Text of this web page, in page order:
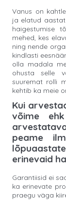
Vanus on
ja elatud
haigestumise
mehed, kes
ning nende
kindlasti
olla madala
ohusta selle
suuremat rolli
kehtib ka meie
Kui
võime
peame
erinevaid
Garantiisid ei
ka erinevate
praegu väga